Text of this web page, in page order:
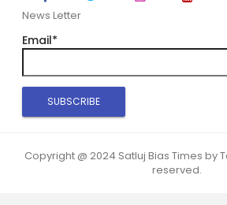
News Letter
Email*
Copyright @ 2024 Satluj Bias Times by
reserved.